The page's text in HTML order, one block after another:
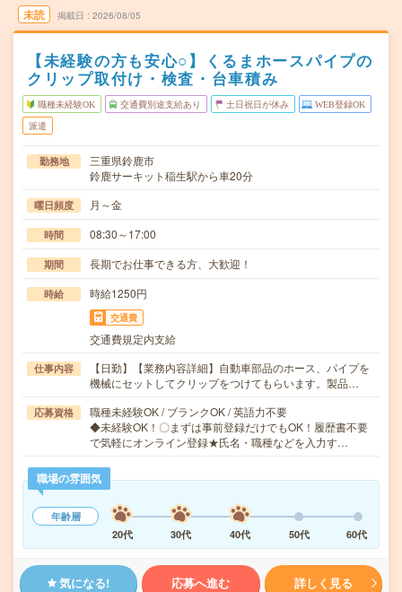
未読 掲載日 2026/08/05
【未経験の方も安心○】くるまホースパイプの
クリップ取付け・検査・台車積み
職種未経験OK 交通費別途支給あり 土日祝日が休み WEB登録OK
派遣
勤務地
三重県鈴鹿市
鈴鹿サーキット稲生駅から車20分
曜日頻度 月～金
時間 08:30～17:00
期間 長期でお仕事できる方、大歓迎！
時給 時給1250円
交通費
交通費規定内支給
仕事内容
【日勤】【業務内容詳細】自動車部品のホース、パイプを
機械にセットしてクリップをつけてもらいます。製品…
応募資格
職種未経験OK / ブランクOK / 英語力不要
◆未経験OK！〇まずは事前登録だけでもOK！履歴書不要
で気軽にオンライン登録★氏名・職種などを入力す…
職場の雰囲気
年齢層
20代
30代 40代 50代 60代
気になる! 応募へ進む 詳しく見る